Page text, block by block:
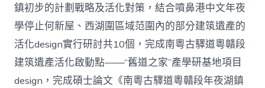
鎮初步的計劃戰略及活化對策，結合噴鼻港中文年夜
學停止何新屋、西湖圍區域范圍內的部分建筑遺產的
活化design實行研討共10個，完成南粵古驛道粵贛段
建筑遺產活化啟動點——“舊道之家”產學研基地項目
design，完成碩士論文《南粵古驛道粵贛段年夜湖鎮